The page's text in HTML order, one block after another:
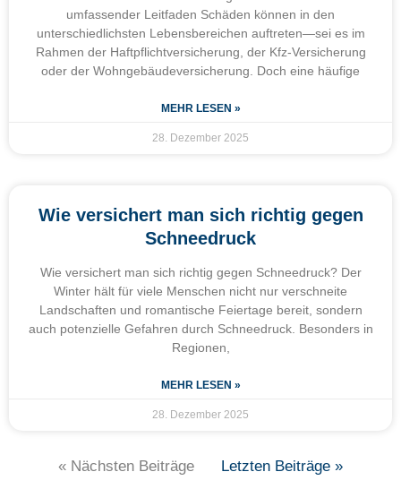
umfassender Leitfaden Schäden können in den
unterschiedlichsten Lebensbereichen auftreten—sei es im
Rahmen der Haftpflichtversicherung, der Kfz-Versicherung
oder der Wohngebäudeversicherung. Doch eine häufige
MEHR LESEN »
28. Dezember 2025
Wie versichert man sich richtig gegen
Schneedruck
Wie versichert man sich richtig gegen Schneedruck? Der
Winter hält für viele Menschen nicht nur verschneite
Landschaften und romantische Feiertage bereit, sondern
auch potenzielle Gefahren durch Schneedruck. Besonders in
Regionen,
MEHR LESEN »
28. Dezember 2025
« Nächsten Beiträge Letzten Beiträge »